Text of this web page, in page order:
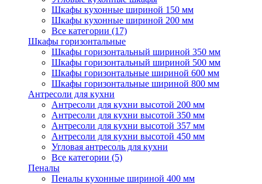
Шкафы кухонные шириной 150 мм
Шкафы кухонные шириной 200 мм
Все категории (17)
Шкафы горизонтальные
Шкафы горизонтальный шириной 350 мм
Шкафы горизонтальный шириной 500 мм
Шкафы горизонтальные шириной 600 мм
Шкафы горизонтальные шириной 800 мм
Антресоли для кухни
Антресоли для кухни высотой 200 мм
Антресоли для кухни высотой 350 мм
Антресоли для кухни высотой 357 мм
Антресоли для кухни высотой 450 мм
Угловая антресоль для кухни
Все категории (5)
Пеналы
Пеналы кухонные шириной 400 мм